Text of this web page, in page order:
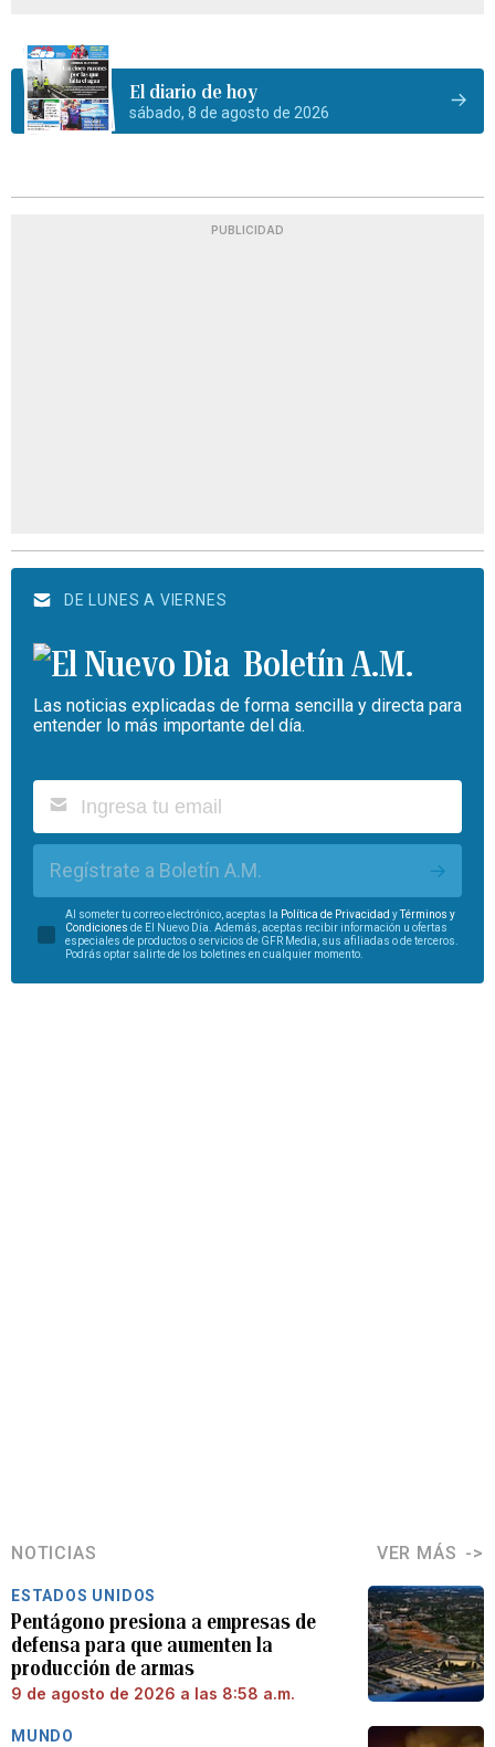
El diario de hoy
sábado, 8 de agosto de 2026
PUBLICIDAD
DE LUNES A VIERNES
Boletín A.M.
Las noticias explicadas de forma sencilla y directa para
entender lo más importante del día.
Regístrate a Boletín A.M.
Al someter tu correo electrónico, aceptas la Política de Privacidad yTérminos y
Condiciones de El Nuevo Día. Además, aceptas recibir información u ofertas
especiales de productos o servicios de GFR Media, sus afiliadas o de terceros.
Podrás optar salirte de los boletines en cualquier momento.
NOTICIAS VER MÁS
ESTADOS UNIDOS
Pentágono presiona a empresas de
defensa para que aumenten la
producción de armas
9 de agosto de 2026 a las 8:58 a.m.
MUNDO